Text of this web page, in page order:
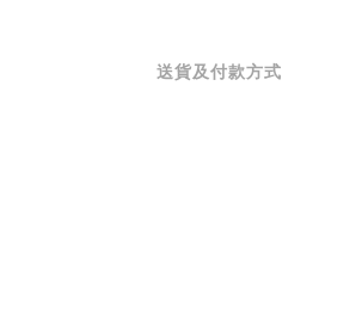
送貨及付款方式